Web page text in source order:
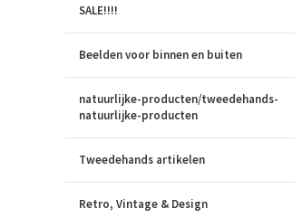
SALE!!!!
Beelden voor binnen en buiten
natuurlijke-producten/tweedehands-
natuurlijke-producten
Tweedehands artikelen
Retro, Vintage & Design